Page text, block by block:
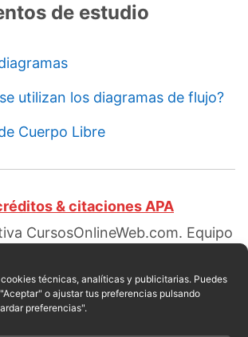
técnicas, analíticas y publicitarias. Puedes
o ajustar tus preferencias pulsando
preferencias".
de estudio
utilizan los diagramas de flujo?
Cuerpo Libre
& citaciones APA
CursosOnlineWeb.com. Equipo
de flujo?. Escrito por:Red
en fecha 08, 2026, desde el
cursosonlineweb.com/como-